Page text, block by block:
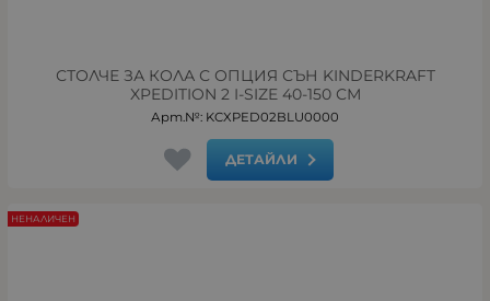
СТОЛЧЕ ЗА КОЛА С ОПЦИЯ СЪН KINDERKRAFT
XPEDITION 2 I-SIZE 40-150 СМ
Арт.№: KCXPED02BLU0000
ДЕТАЙЛИ
НЕНАЛИЧЕН